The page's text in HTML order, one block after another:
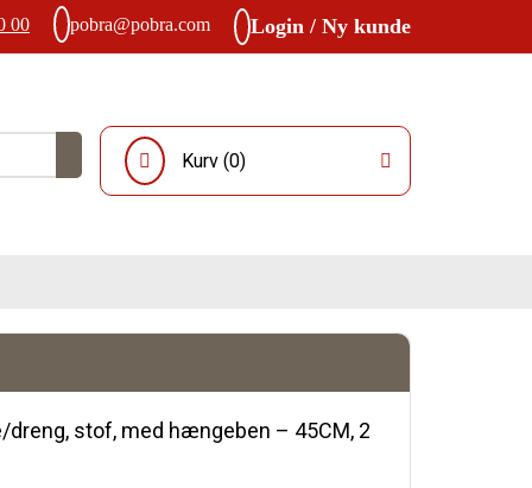
00 pobra@pobra.com Login / Ny kunde
Kurv (0)
dreng, stof, med hængeben – 45CM, 2